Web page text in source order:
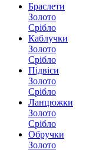
Браслети
Золото
Срібло
Каблучки
Золото
Срібло
Підвіси
Золото
Срібло
Ланцюжки
Золото
Срібло
Обручки
Золото